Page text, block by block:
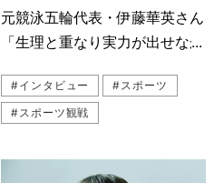
元競泳五輪代表・伊藤華英さん
「生理と重なり実力が出せなか
#インタビュー
#スポーツ
#スポーツ観戦